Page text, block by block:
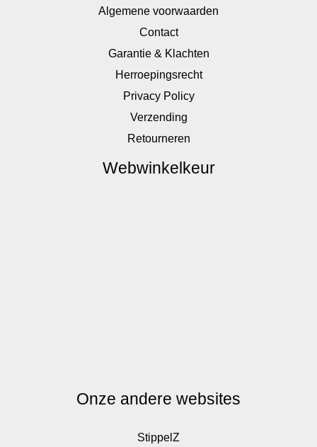
Algemene voorwaarden
Contact
Garantie & Klachten
Herroepingsrecht
Privacy Policy
Verzending
Retourneren
Webwinkelkeur
Onze andere websites
StippelZ